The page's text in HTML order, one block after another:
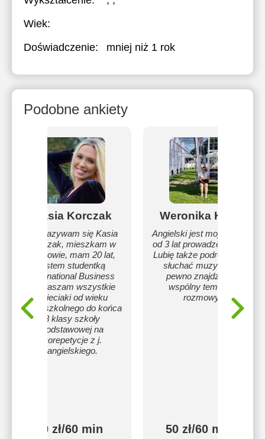
Wiek:
Doświadczenie:
mniej niż 1 rok
Podobne ankiety
Kasia Korczak
Hi! Nazywam się Kasia
Korczak, mieszkam w
Krakowie, mam 20 lat,
jestem studentką
International Business
Zapraszam wszystkie
dzieciaki od wieku
przedszkolnego do końca
8 klasy szkoły
podstawowej na
korepetycje z j.
angielskiego.
50 zł/60 min
Weronika Kałka
Angielski jest moją pasją -
od 3 lat prowadzę zajęcia.
Lubię także podróżować i
słuchać muzyki - na
pewno znajdziemy
wspólny temat do
rozmowy!
50 zł/60 min